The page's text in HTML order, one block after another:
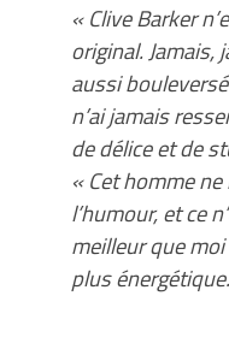
« Clive Barker
original. Jamais,
aussi
n’ai jamais
de délice et de
« Cet homme
l’humour, et ce
meilleur que
plus